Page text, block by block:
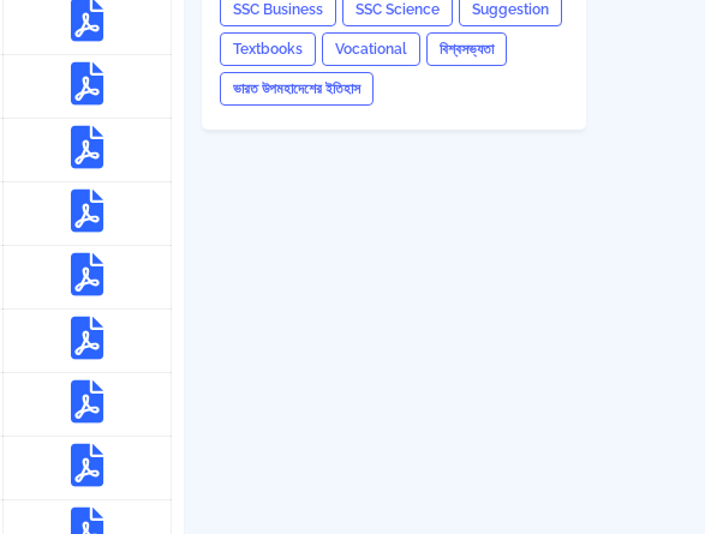
SSC Business SSC Science Suggestion
Textbooks Vocational বিশ্বসভ্যতা
ভারত উপমহাদেশের ইতিহাস